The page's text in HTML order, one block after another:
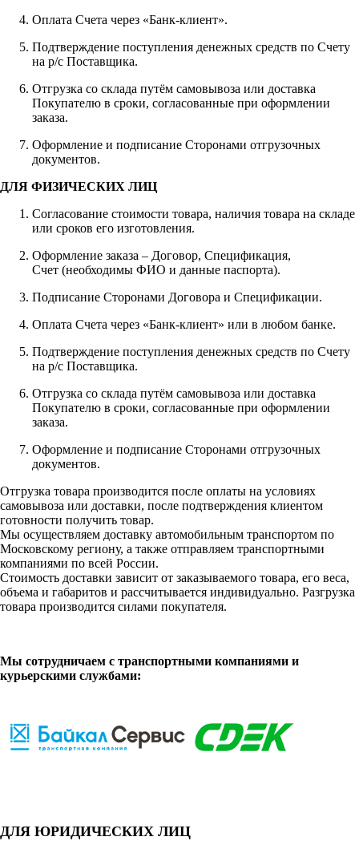
Оплата Счета через «Банк-клиент».
Подтверждение поступления денежных средств по Счету
на р/с Поставщика.
Отгрузка со склада путём самовывоза или доставка
Покупателю в сроки, согласованные при оформлении
заказа.
Оформление и подписание Сторонами отгрузочных
документов.
ДЛЯ ФИЗИЧЕСКИХ ЛИЦ
Согласование стоимости товара, наличия товара на складе
или сроков его изготовления.
Оформление заказа – Договор, Спецификация,
Счет (необходимы ФИО и данные паспорта).
Подписание Сторонами Договора и Спецификации.
Оплата Счета через «Банк-клиент» или в любом банке.
Подтверждение поступления денежных средств по Счету
на р/с Поставщика.
Отгрузка со склада путём самовывоза или доставка
Покупателю в сроки, согласованные при оформлении
заказа.
Оформление и подписание Сторонами отгрузочных
документов.
Отгрузка товара производится после оплаты на условиях
самовывоза или доставки, после подтверждения клиентом
готовности получить товар.
Мы осуществляем доставку автомобильным транспортом по
Московскому региону, а также отправляем транспортными
компаниями по всей России.
Стоимость доставки зависит от заказываемого товара, его веса,
объема и габаритов и рассчитывается индивидуально. Разгрузка
товара производится силами покупателя.
Мы сотрудничаем с транспортными компаниями и
курьерскими службами:
ДЛЯ ЮРИДИЧЕСКИХ ЛИЦ